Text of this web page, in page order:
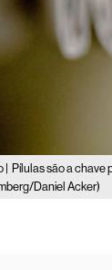
Pílulas são a chave
Daniel Acker)